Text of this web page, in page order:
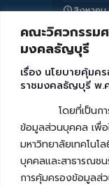
คณะวิศวกรรม
มงคลธัญบุรี
เรื่อง นโยบายคุ้มค
ราชมงคลธัญบุรี พ.
โดยที่เป็นการสม
ข้อมูลส่วนบุคคล เพื่
มหาวิทยาลัยเทคโนโ
บุคคลและสาธารณชน
การคุ้มครองข้อมูลส่
สิงหาค